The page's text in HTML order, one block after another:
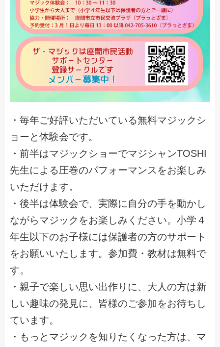
・毎年ご好評いただいている無料マジックシ
ョーと体験会です。
・前半はマジックショーでマジシャンTOSHI
先生による圧巻のパフォーマンスをお楽しみ
いただけます。
・後半は体験会で、実際に自分の手を動かし
ながらマジックをお楽しみください。小学４
年生以下のお子様には保護者の方のサポート
をお願いいたします。参加費・教材は無料で
す。
・親子で楽しい思い出作りに、大人の方は新
しい趣味の発見に、皆様のご参加をお待ちし
ています。
・もっとマジックを知りたくなった方は、マ